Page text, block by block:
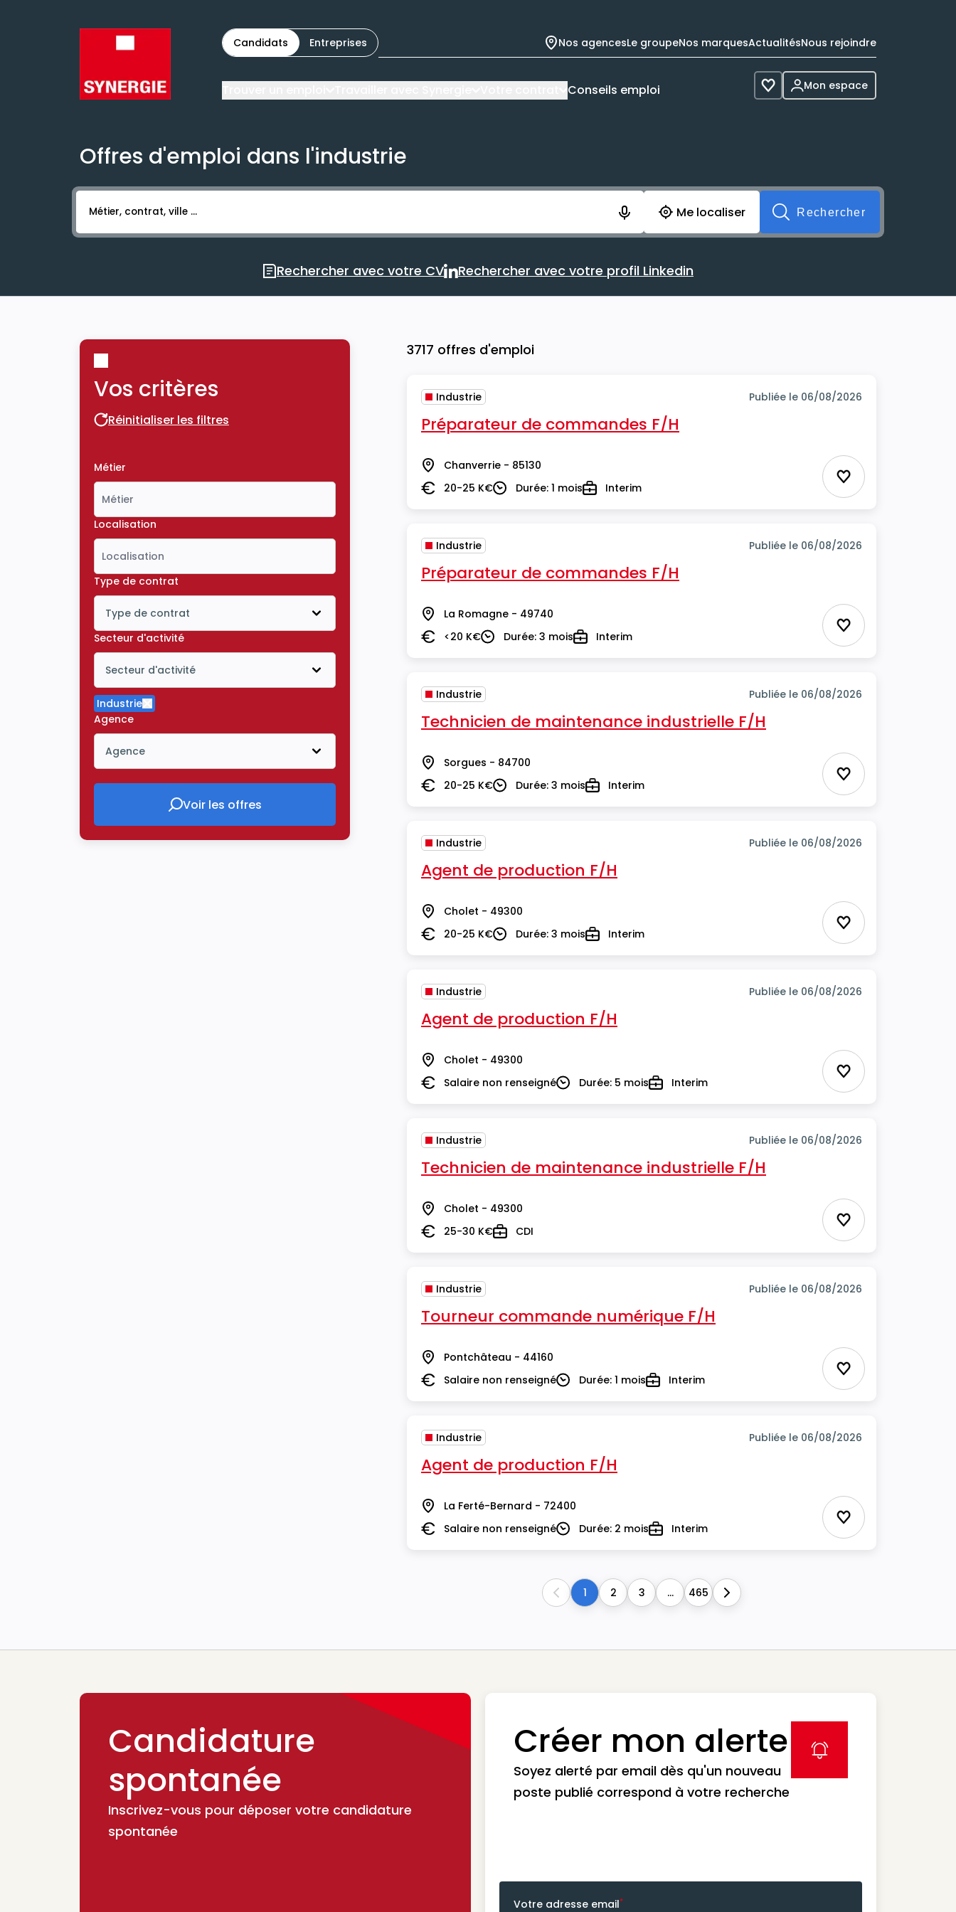
Candidats Entreprises Nos agencesLe groupeNos marquesActualitésNous rejoindre
Conseils emploi Voir les favoris
Mon espace
Offres d'emploi dans l'industrie
Activer l’élément pour lancer l’enregistrement. Vous aurez 10 secondes pour enregistrer votre recherche avant soumission du formulaire. Vous
Me localiser
Rechercher
Rechercher avec votre CV
Rechercher avec votre CV
Rechercher avec votre profil Linkedin
Rechercher avec votre profil Linkedin
Vos critères
Réinitialiser les filtres
Réinitialiser les filtres
Métier
Localisation
Type de contrat
Type de contrat
Icône ouvrir la liste déroulante
Secteur d'activité
Secteur d'activité
Icône ouvrir la liste déroulante
Industrie
Supprimer le critère Industrie
Agence
Agence
Icône ouvrir la liste déroulante
Voir les offres
Voir les offres
3717 offres d'emploi
Industrie Publiée le 06/08/2026
Préparateur de commandes F/H
Lieu Chanverrie - 85130
Salaire20-25 K€DuréeDurée: 1 moisTypeInterim Ajouter aux
Industrie Publiée le 06/08/2026
Préparateur de commandes F/H
Lieu La Romagne - 49740
Salaire<20 K€DuréeDurée: 3 moisTypeInterim Ajouter aux
Industrie Publiée le 06/08/2026
Technicien de maintenance industrielle F/H
Lieu Sorgues - 84700
Salaire20-25 K€DuréeDurée: 3 moisTypeInterim Ajouter aux
Industrie Publiée le 06/08/2026
Agent de production F/H
Lieu Cholet - 49300
Salaire20-25 K€DuréeDurée: 3 moisTypeInterim Ajouter aux
Industrie Publiée le 06/08/2026
Agent de production F/H
Lieu Cholet - 49300
SalaireSalaire non renseignéDuréeDurée: 5 moisTypeInterim Ajouter aux
Industrie Publiée le 06/08/2026
Technicien de maintenance industrielle F/H
Lieu Cholet - 49300
Salaire25-30 K€TypeCDI Ajouter aux
Industrie Publiée le 06/08/2026
Tourneur commande numérique F/H
Lieu Pontchâteau - 44160
SalaireSalaire non renseignéDuréeDurée: 1 moisTypeInterim Ajouter aux
Industrie Publiée le 06/08/2026
Agent de production F/H
Lieu La Ferté-Bernard - 72400
SalaireSalaire non renseignéDuréeDurée: 2 moisTypeInterim Ajouter aux
Previous
1 2 3 ... 465 Next
Candidature
spontanée
Inscrivez-vous pour déposer votre candidature
spontanée
Créer mon alerte
Soyez alerté par email dès qu'un nouveau
poste publié correspond à votre recherche
label icon
Votre adresse email*